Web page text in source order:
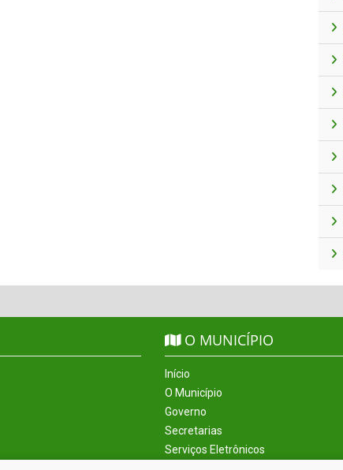
O MUNICÍPIO
Início
O Município
Governo
Secretarias
Serviços Eletrônicos